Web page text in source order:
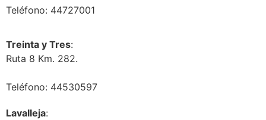
Teléfono: 44727001
Treinta y Tres:
Ruta 8 Km. 282.
Teléfono: 44530597
Lavalleja: